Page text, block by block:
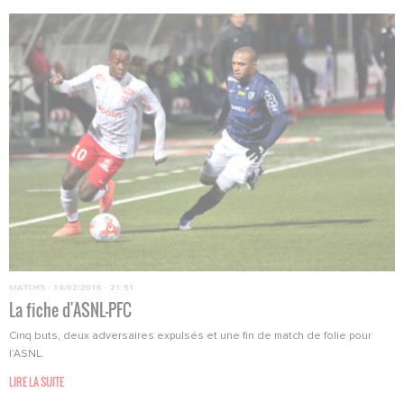
MATCHS · 19/02/2016 - 21:51
La fiche d'ASNL-PFC
Cinq buts, deux adversaires expulsés et une fin de match de folie pour
l’ASNL.
LIRE LA SUITE